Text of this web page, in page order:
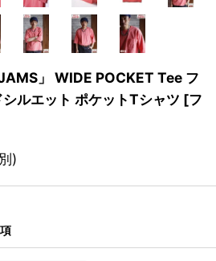
」 WIDE POCKET Tee フ
ルエット ポケットTシャツ [フ
)